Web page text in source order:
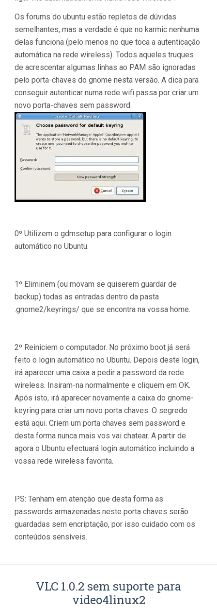
Os forums do ubuntu estão repletos de dúvidas
semelhantes, mas a verdade é que no karmic nenhuma
delas funciona (pelo menos no que toca a autenticação
automática na rede wireless). Todos aqueles truques
de acrescentar algumas linhas ao PAM são ignoradas
pelo porta-chaves do gnome nesta versão. A dica para
conseguir autenticar numa rede wifi passa por criar um
novo porta-chaves sem password.
0º Utilizem o gdmsetup para configurar o login
automático no Ubuntu.
1º Eliminem (ou movam se quiserem guardar de
backup) todas as entradas dentro da pasta
.gnome2/keyrings/ que se encontra na vossa home.
2º Reiniciem o computador. No próximo boot já será
feito o login automático no Ubuntu. Depois deste login,
irá aparecer uma caixa a pedir a password da rede
wireless. Insiram-na normalmente e cliquem em OK.
Após isto, irá aparecer novamente a caixa do gnome-
keyring para criar um novo porta chaves. O segredo
está aqui. Criem um porta chaves sem password e
desta forma nunca mais vos vai chatear. A partir de
agora o Ubuntu efectuará login automático incluindo a
vossa rede wireless favorita.
PS: Tenham em atenção que desta forma as
passwords armazenadas neste porta chaves serão
guardadas sem encriptação, por isso cuidado com os
conteúdos sensíveis.
VLC 1.0.2 sem suporte para
video4linux2